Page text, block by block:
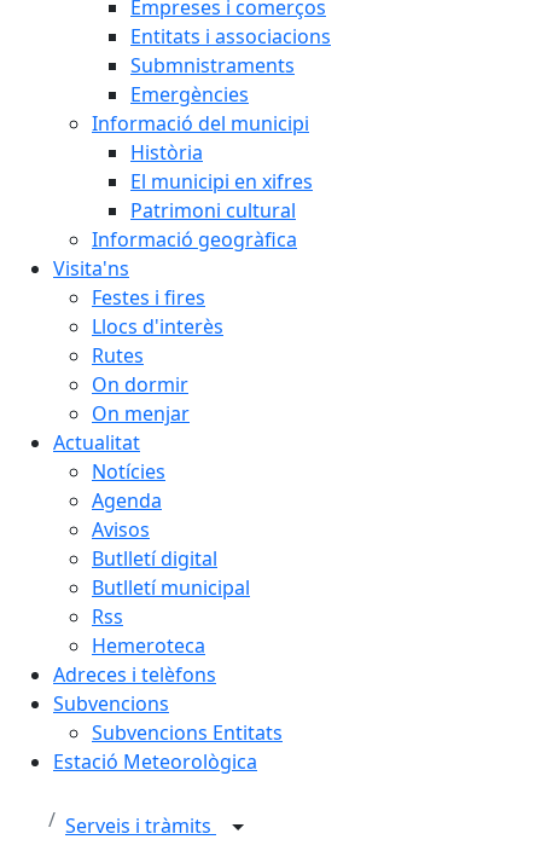
Empreses i comerços
Entitats i associacions
Submnistraments
Emergències
Informació del municipi
Història
El municipi en xifres
Patrimoni cultural
Informació geogràfica
Visita'ns
Festes i fires
Llocs d'interès
Rutes
On dormir
On menjar
Actualitat
Notícies
Agenda
Avisos
Butlletí digital
Butlletí municipal
Rss
Hemeroteca
Adreces i telèfons
Subvencions
Subvencions Entitats
Estació Meteorològica
Serveis i tràmits